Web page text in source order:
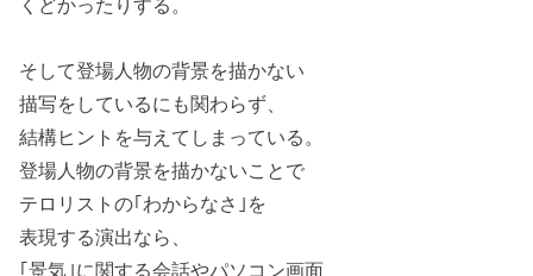
くどかったりする。
そして登場人物の背景を描かない
描写をしているにも関わらず、
結構ヒントを与えてしまっている。
登場人物の背景を描かないことで
テロリストの｢わからなさ｣を
表現する演出なら、
｢景気｣に関する会話やパソコン画面